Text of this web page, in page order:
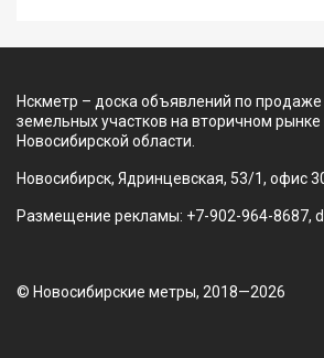
Нскметр – доска объявлений по продаже
земельных участков на вторичном
Новосибирской области.
Новосибирск, Ядринцевская, 53/1, офис
Размещение рекламы: +7-902-964-8687,
© Новосибирские метры, 2018—2026